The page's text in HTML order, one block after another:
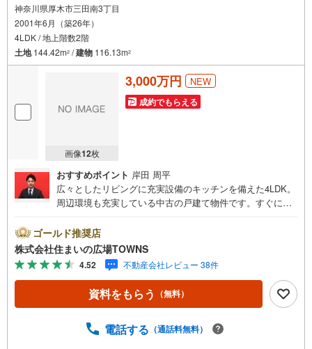
神奈川県厚木市三田南3丁目
2001年6月（築26年）
4LDK / 地上階数2階
土地144.42m2 /建物 116.13m2
画像12枚
3,000万円 NEW
成約でもらえる
おすすめポイント 岸田 周平
広々としたリビングに充実設備のキッチンを備えた4LDK。
周辺環境も充実している中古の戸建て物件です。すぐに入
い。交通のアクセスがしやすくと色んな所に行きやすいで
す。クローゼット付きの物件です。建物面積116.13平米も
ありますので、ご検討ください。広い庭付きなので、お子
様にストレスを感じさせることもありません。【年中無休/
9:00～21:00】人気物件は特にお問い合わせが集中するた
め、お早めにお電話下さい。「室内・現地を見学する」ボ
種ご相談も承っております。○住宅ローンのご相談○ライフ
ゴールド推奨店
株式会社住まいの広場TOWNS
4.52 不動産会社レビュー 38件
資料をもらう （無料）
電話する （通話料無料）